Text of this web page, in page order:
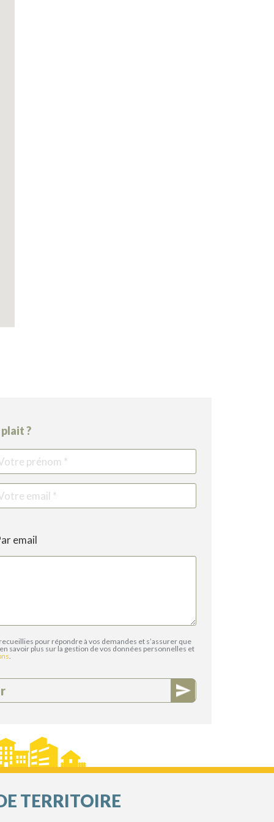
?
email
pour répondre à vos demandes et s’assurer que
savoir plus sur la gestion de vos données personnelles et
.
TERRITOIRE